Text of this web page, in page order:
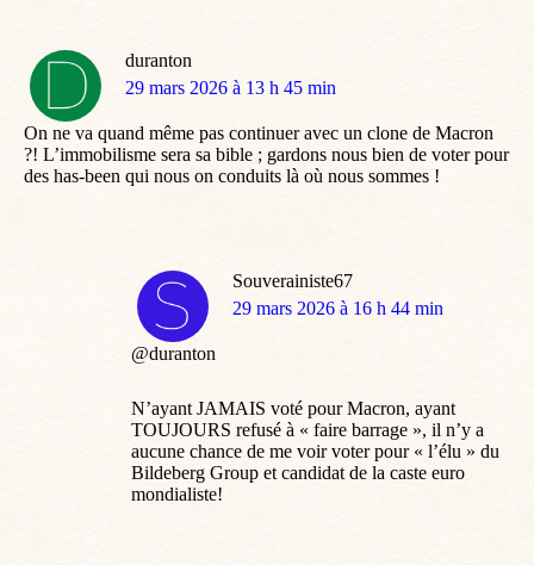
duranton
dit
29 mars 2026 à 13 h 45 min
On ne va quand même pas continuer avec un clone de Macron
?! L’immobilisme sera sa bible ; gardons nous bien de voter pour
des has-been qui nous on conduits là où nous sommes !
Souverainiste67
dit
29 mars 2026 à 16 h 44 min
@duranton
N’ayant JAMAIS voté pour Macron, ayant
TOUJOURS refusé à « faire barrage », il n’y a
aucune chance de me voir voter pour « l’élu » du
Bildeberg Group et candidat de la caste euro
mondialiste!